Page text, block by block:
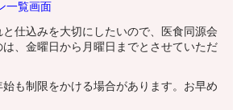
一覧画面
仕込みを大切にしたいので、医食同源会
は、金曜日から月曜日までとさせていただ
始も制限をかける場合があります。お早め